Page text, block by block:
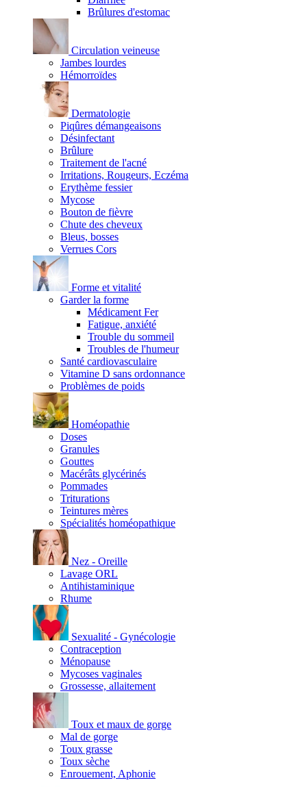
Brûlures d'estomac
Circulation veineuse
Jambes lourdes
Hémorroïdes
Dermatologie
Piqûres démangeaisons
Désinfectant
Brûlure
Traitement de l'acné
Irritations, Rougeurs, Eczéma
Erythème fessier
Mycose
Bouton de fièvre
Chute des cheveux
Bleus, bosses
Verrues Cors
Forme et vitalité
Garder la forme
Médicament Fer
Fatigue, anxiété
Trouble du sommeil
Troubles de l'humeur
Santé cardiovasculaire
Vitamine D sans ordonnance
Problèmes de poids
Homéopathie
Doses
Granules
Gouttes
Macérâts glycérinés
Pommades
Triturations
Teintures mères
Spécialités homéopathique
Nez - Oreille
Lavage ORL
Antihistaminique
Rhume
Sexualité - Gynécologie
Contraception
Ménopause
Mycoses vaginales
Grossesse, allaitement
Toux et maux de gorge
Mal de gorge
Toux grasse
Toux sèche
Enrouement, Aphonie